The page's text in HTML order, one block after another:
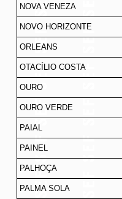
NOVA VENEZA
NOVO HORIZONTE
ORLEANS
OTACÍLIO COSTA
OURO
OURO VERDE
PAIAL
PAINEL
PALHOÇA
PALMA SOLA